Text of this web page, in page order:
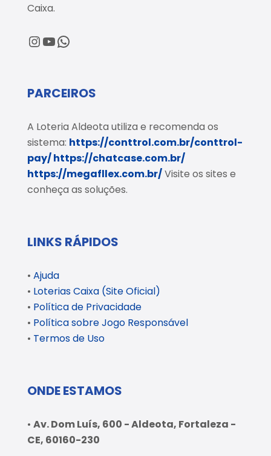
Caixa.
@loteriaaldeota
@loteriaaldeota
Central de Atendimento
PARCEIROS
A Loteria Aldeota utiliza e recomenda os
sistema: https://conttrol.com.br/conttrol-
pay/https://chatcase.com.br/
https://megafllex.com.br/Visite os sites e
conheça as soluções.
LINKS RÁPIDOS
• Ajuda
• Loterias Caixa (Site Oficial)
• Política de Privacidade
• Política sobre Jogo Responsável
• Termos de Uso
ONDE ESTAMOS
• Av. Dom Luís, 600 - Aldeota, Fortaleza -
CE, 60160-230